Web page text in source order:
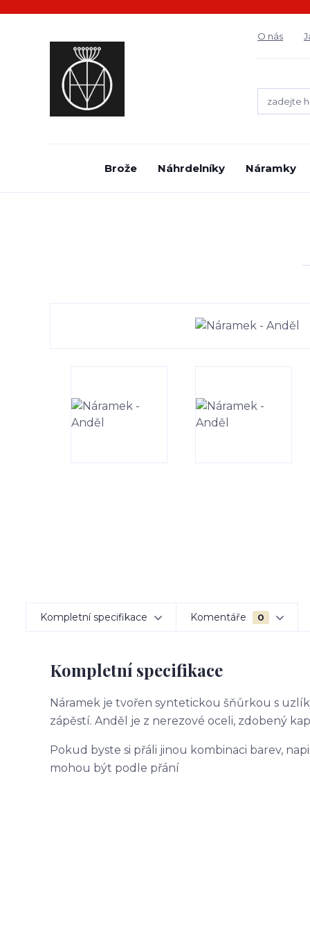
O nás
Brože Náhrdelníky Náramky
Kompletní specifikace Komentáře 0
Kompletní specifikace
Náramek je tvořen syntetickou šňůrkou s
zápěstí. Anděl je z nerezové oceli, zdobený
Pokud byste si přáli jinou kombinaci barev,
mohou být podle přání